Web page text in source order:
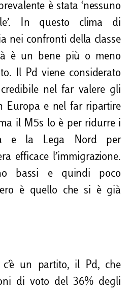
è stata ‘nessuno
In questo clima di
nei confronti della classe
è un bene più o meno
Il Pd viene considerato
nel far valere gli
Europa e nel far ripartire
il M5s lo è per ridurre i
e la Lega Nord per
efficace l’immigrazione.
bassi e quindi poco
è quello che si è già
un partito, il Pd, che
di voto del 36% degli